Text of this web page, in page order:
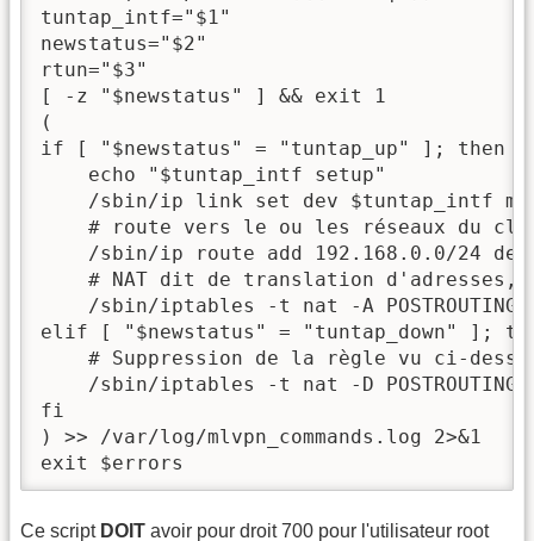
tuntap_intf="$1"
newstatus="$2"
rtun="$3"
[ -z "$newstatus" ] && exit 1
(
if [ "$newstatus" = "tuntap_up" ]; then
    echo "$tuntap_intf setup"
/sbin/ip link set dev $tuntap_intf
# route vers le ou les réseaux du
/sbin/ip route add 192.168.0.0/24
# NAT dit de translation d'adresses,
/sbin/iptables -t nat -A
elif [ "$newstatus" = "tuntap_down" ];
# Suppression de la règle vu ci-
/sbin/iptables -t nat -D POSTROUTING
fi
) >> /var/log/mlvpn_commands.log 2>&1
exit $errors
Ce script DOIT avoir pour droit 700 pour l'utilisateur root